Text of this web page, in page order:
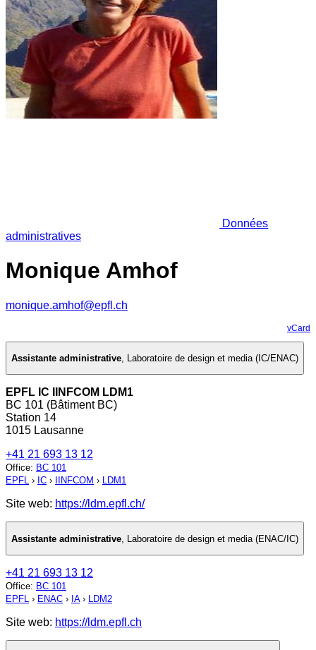
Données
administratives
Monique Amhof
monique.amhof@epfl.ch
vCard
Assistante administrative, Laboratoire de design et media (IC/ENAC)
EPFL IC IINFCOM LDM1
BC 101 (Bâtiment BC)
Station 14
1015 Lausanne
+41 21 693 13 12
Office: BC 101
EPFL › IC › IINFCOM › LDM1
Site web: https://ldm.epfl.ch/
Assistante administrative Laboratoire de design et media (ENAC/IC)
+41 21 693 13 12
Office: BC 101
EPFL › ENAC › IA› LDM2
Site web: https://ldm.epfl.ch